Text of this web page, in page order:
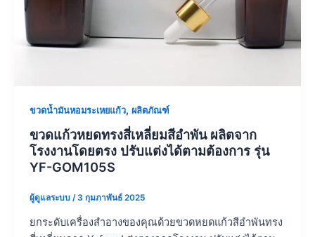
ขวดน้ำมันหอมระเหยแก้ว, ผลิตภัณฑ์
ขวดแก้วหยดทรงสี่เหลี่ยมสีอำพัน ผลิตจาก
โรงงานโดยตรง ปรับแต่งได้ตามต้องการ รุ่น
YF-GOM105S
ผู้ดูแลระบบ /3 กุมภาพันธ์ 2025
ยกระดับเครื่องสำอางของคุณด้วยขวดหยดแก้วสีอำพันทรง